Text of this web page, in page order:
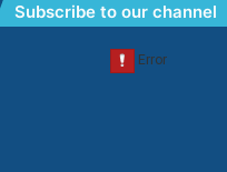
Subscribe to our channel